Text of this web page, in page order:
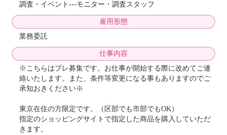
調査・イベント---モニター・調査スタッフ
雇用形態
業務委託
仕事内容
※こちらはプレ募集です。お仕事が開始する際に改めてご連
絡いたします。また、条件等変更になる事もありますのでご
承知おきください※
東京在住の方限定です。（区部でも市部でもOK）
指定のショッピングサイトで指定した商品を購入していただ
きます。